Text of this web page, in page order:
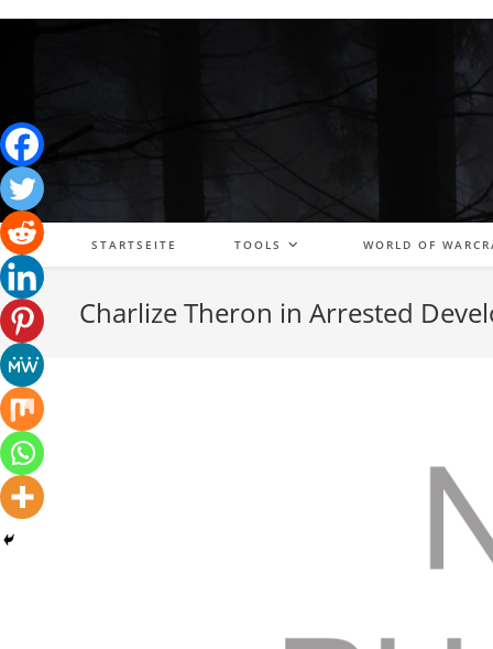
STARTSEITE TOOLS WORLD OF
Charlize Theron in Arrested